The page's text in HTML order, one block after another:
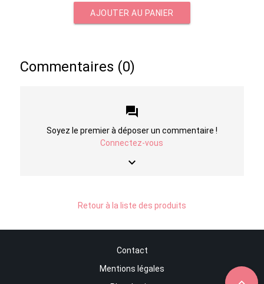
AJOUTER AU PANIER
Commentaires (0)
forum
Soyez le premier à déposer un commentaire !
Connectez-vous
keyboard_arrow_down
Retour à la liste des produits
Contact
Mentions légales